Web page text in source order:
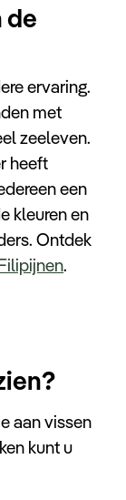
de
ervaring.
met
zeeleven.
heeft
een
kleuren en
Ontdek
.
aan vissen
kunt u